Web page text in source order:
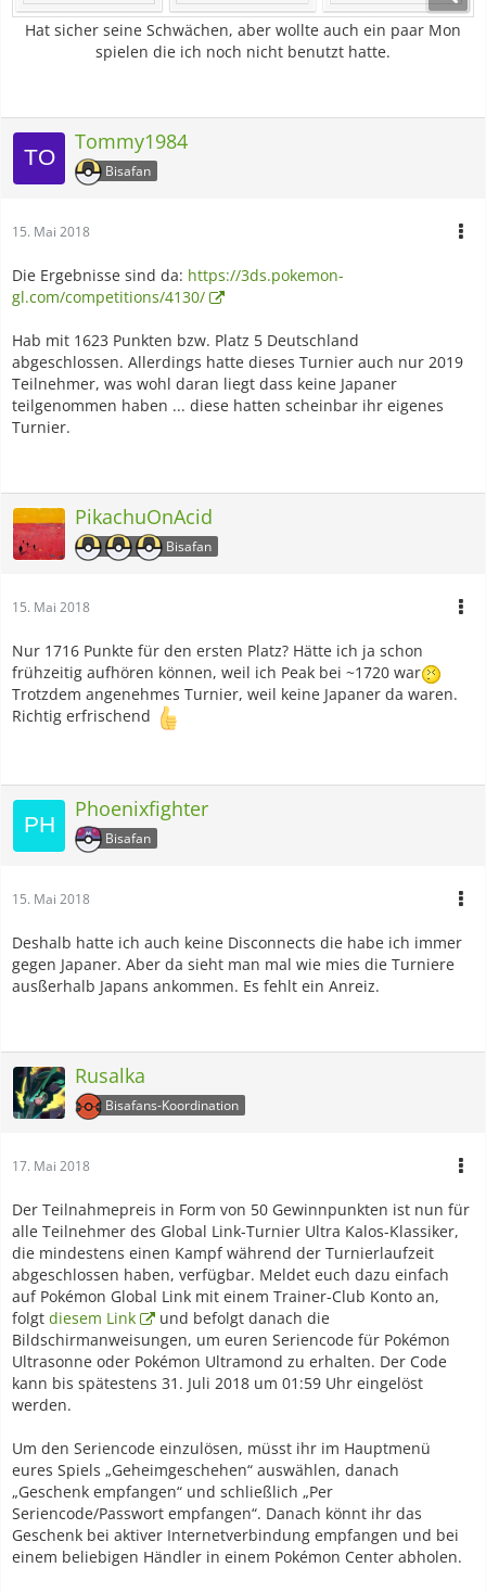
Hat sicher seine Schwächen, aber wollte auch ein paar Mon
spielen die ich noch nicht benutzt hatte.
Tommy1984
Bisafan
15. Mai 2018
Die Ergebnisse sind da: https://3ds.pokemon-
gl.com/competitions/4130/
Hab mit 1623 Punkten bzw. Platz 5 Deutschland
abgeschlossen. Allerdings hatte dieses Turnier auch nur 2019
Teilnehmer, was wohl daran liegt dass keine Japaner
teilgenommen haben ... diese hatten scheinbar ihr eigenes
Turnier.
PikachuOnAcid
Bisafan
15. Mai 2018
Nur 1716 Punkte für den ersten Platz? Hätte ich ja schon
frühzeitig aufhören können, weil ich Peak bei ~1720 war
Trotzdem angenehmes Turnier, weil keine Japaner da waren.
Richtig erfrischend
Phoenixfighter
Bisafan
15. Mai 2018
Deshalb hatte ich auch keine Disconnects die habe ich immer
gegen Japaner. Aber da sieht man mal wie mies die Turniere
ausßerhalb Japans ankommen. Es fehlt ein Anreiz.
Rusalka
Bisafans-Koordination
17. Mai 2018
Der Teilnahmepreis in Form von 50 Gewinnpunkten ist nun für
alle Teilnehmer des Global Link-Turnier Ultra Kalos-Klassiker,
die mindestens einen Kampf während der Turnierlaufzeit
abgeschlossen haben, verfügbar. Meldet euch dazu einfach
auf Pokémon Global Link mit einem Trainer-Club Konto an,
folgt diesem Link
und befolgt danach die
Bildschirmanweisungen, um euren Seriencode für Pokémon
Ultrasonne oder Pokémon Ultramond zu erhalten. Der Code
kann bis spätestens 31. Juli 2018 um 01:59 Uhr eingelöst
werden.
Um den Seriencode einzulösen, müsst ihr im Hauptmenü
eures Spiels „Geheimgeschehen“ auswählen, danach
„Geschenk empfangen“ und schließlich „Per
Seriencode/Passwort empfangen“. Danach könnt ihr das
Geschenk bei aktiver Internetverbindung empfangen und bei
einem beliebigen Händler in einem Pokémon Center abholen.